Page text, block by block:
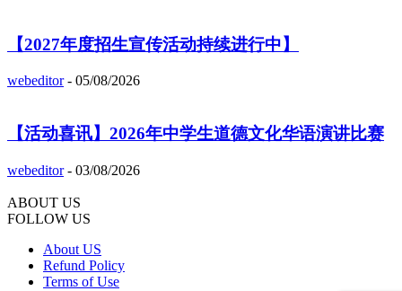
【2027年度招生宣传活动持续进行中】
webeditor - 05/08/2026
【活动喜讯】2026年中学生道德文化华语演讲比赛
webeditor - 03/08/2026
ABOUT US
FOLLOW US
About US
Refund Policy
Terms of Use